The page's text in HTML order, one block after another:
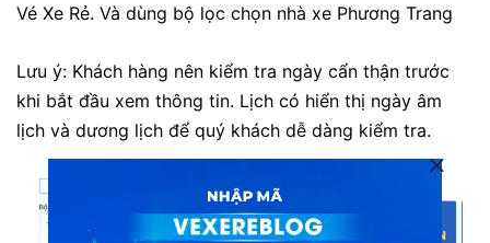
Vé Xe Rẻ. Và dùng bộ lọc chọn nhà xe Phương Trang
Lưu ý: Khách hàng nên kiểm tra ngày cẩn thận trước
khi bắt đầu xem thông tin. Lịch có hiển thị ngày âm
lịch và dương lịch để quý khách dễ dàng kiểm tra.